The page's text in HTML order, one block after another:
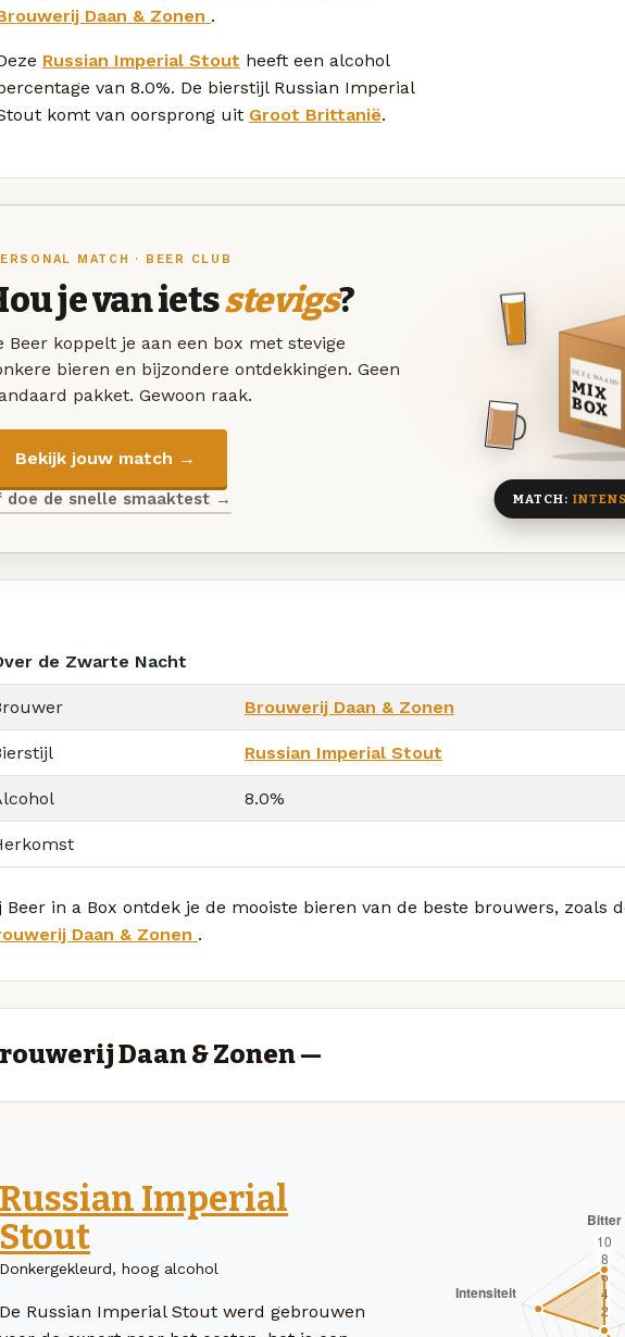
Daan & Zonen .
Russian Imperial Stout heeft een alcohol
van 8.0%. De bierstijl Russian Imperial
komt van oorsprong uit Groot Brittanië.
MATCH · BEER CLUB
je van ietsstevigs?
Beer koppelt je aan een box met stevige
bieren en bijzondere ontdekkingen. Geen
pakket. Gewoon raak.
Bekijk jouw match →
doe de snelle smaaktest →
DEZE MAAND
MIX
BOX
8 BIEREN
MATCH:
de Zwarte Nacht
Brouwerij Daan & Zonen
Russian Imperial Stout
8.0%
Beer in a Box ontdek je de mooiste bieren van de beste brouwers, zoals
Daan & Zonen .
Daan & Zonen —
Russian Imperial
Stout
Donkergekleurd, hoog alcohol
De Russian Imperial Stout werd gebrouwen